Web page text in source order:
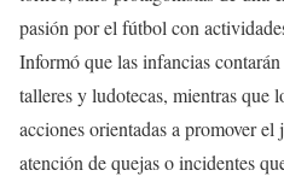
pasión por el fútbol con
Informó que las infancias
talleres y ludotecas, mientras que
acciones orientadas a promover
atención de quejas o incidentes